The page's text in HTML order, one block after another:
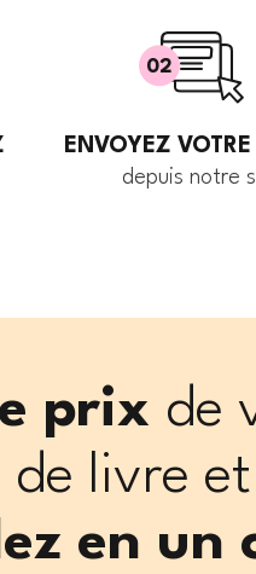
02
ENVOYEZ VOTRE
depuis notre
prix de
de livre et
en un